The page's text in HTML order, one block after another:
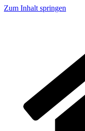
Zum Inhalt springen